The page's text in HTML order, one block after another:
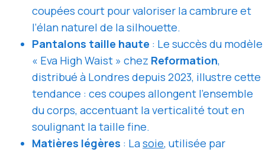
coupées court pour valoriser la cambrure et
l’élan naturel de la silhouette.
Pantalons taille haute : Le succès du modèle
« Eva High Waist » chez Reformation,
distribué à Londres depuis 2023, illustre cette
tendance : ces coupes allongent l’ensemble
du corps, accentuant la verticalité tout en
soulignant la taille fine.
Matières légères : Lasoie, utilisée par